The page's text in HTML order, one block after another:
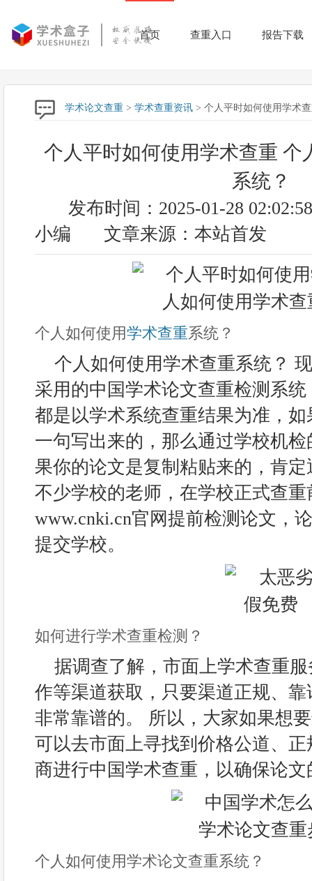
首页 查重入口 报告下载
学术论文查重 > 学术查重资讯 > 个人平时如何使用学术
个人平时如何使用学术查重 个
系统？
发布时间：2025-01-28 02:02:58
小编
文章来源：本站首发
个人如何使用学术查重系统？
个人如何使用学术查重系统？
采用的中国学术论文查重检测系
都是以学术系统查重结果为准，
一句写出来的，那么通过学校机
果你的论文是复制粘贴来的，肯
不少学校的老师，在学校正式查
www.cnki.cn官网提前检测论文，
提交学校。
如何进行学术查重检测？
据调查了解，市面上学术查重
作等渠道获取，只要渠道正规、
非常靠谱的。 所以，大家如果想
可以去市面上寻找到价格公道、
商进行中国学术查重，以确保论
个人如何使用学术论文查重系统？